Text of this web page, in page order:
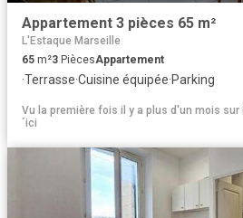
Appartement 3 pièces 65 m²
L'Estaque Marseille
65 m²3 PiècesAppartement
·Terrasse·Cuisine équipée·Parking
Vu la première fois il y a plus d'un mois sur
´ici